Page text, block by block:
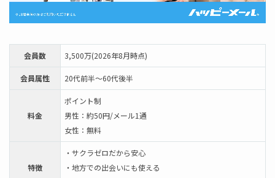
会員数 3,500万(2026年8月時点)
会員属性 20代前半～60代後半
料金
ポイント制
男性：約50円/メール1通
女性：無料
特徴
・サクラゼロだから安心
・地方での出会いにも使える